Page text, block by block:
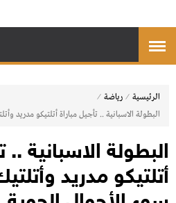
الرئيسية ⁄ رياضة ⁄
البطولة الاسبانية .. تأجيل مباراة أتلتيكو مدريد
البطولة الاسبانية ..
أتلتيكو مدريد